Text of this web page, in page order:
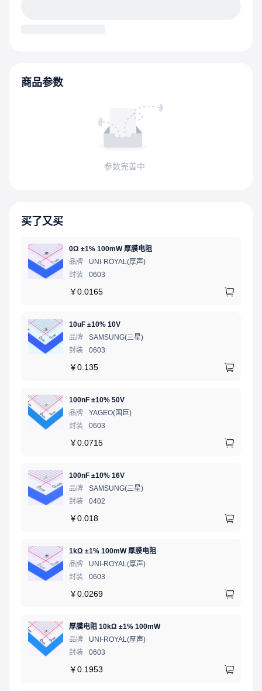
商品参数
参数完善中
买了又买
0Ω ±1% 100mW 厚膜电阻
品牌
UNI-ROYAL(厚声)
封装
0603
￥0.0165
10uF ±10% 10V
品牌
SAMSUNG(三星)
封装
0603
￥0.135
100nF ±10% 50V
品牌
YAGEO(国巨)
封装
0603
￥0.0715
100nF ±10% 16V
品牌
SAMSUNG(三星)
封装
0402
￥0.018
1kΩ ±1% 100mW 厚膜电阻
品牌
UNI-ROYAL(厚声)
封装
0603
￥0.0269
厚膜电阻 10kΩ ±1% 100mW
品牌
UNI-ROYAL(厚声)
封装
0603
￥0.1953